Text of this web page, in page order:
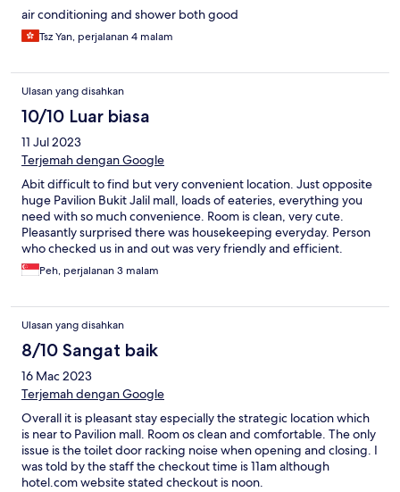
air conditioning and shower both good
Tsz Yan, perjalanan 4 malam
Ulasan yang disahkan
10/10 Luar biasa
11 Jul 2023
Terjemah dengan Google
Abit difficult to find but very convenient location. Just opposite
huge Pavilion Bukit Jalil mall, loads of eateries, everything you
need with so much convenience. Room is clean, very cute.
Pleasantly surprised there was housekeeping everyday. Person
who checked us in and out was very friendly and efficient.
Would definitely stay there again.
Peh, perjalanan 3 malam
Ulasan yang disahkan
8/10 Sangat baik
16 Mac 2023
Terjemah dengan Google
Overall it is pleasant stay especially the strategic location which
is near to Pavilion mall. Room os clean and comfortable. The only
issue is the toilet door racking noise when opening and closing. I
was told by the staff the checkout time is 11am although
hotel.com website stated checkout is noon.